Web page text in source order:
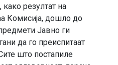
резултат на
Комисија, дошло до
Jавно ги
да го преиспитаат
што постапиле